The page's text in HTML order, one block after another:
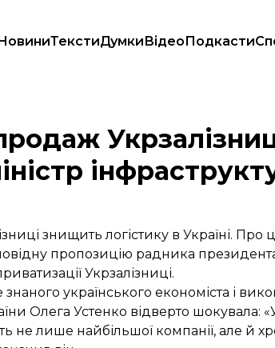
ТекстиДумкиВідеоПодкасти
логістику в Україні — міністр інфраструктури
знищить логістику в Україні.
пропозицію радника
Укрзалізниці.
знаного українського економіста і
Олега Устенко відверто шокувала:
не лише найбільшої компанії, але й